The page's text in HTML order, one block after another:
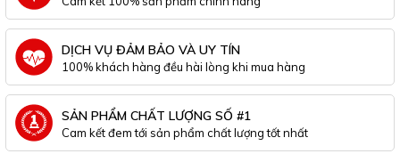
DỊCH VỤ ĐẢM BẢO VÀ UY TÍN
100% khách hàng đều hài lòng khi mua hàng
SẢN PHẨM CHẤT LƯỢNG SỐ #1
Cam kết đem tới sản phẩm chất lượng tốt nhất